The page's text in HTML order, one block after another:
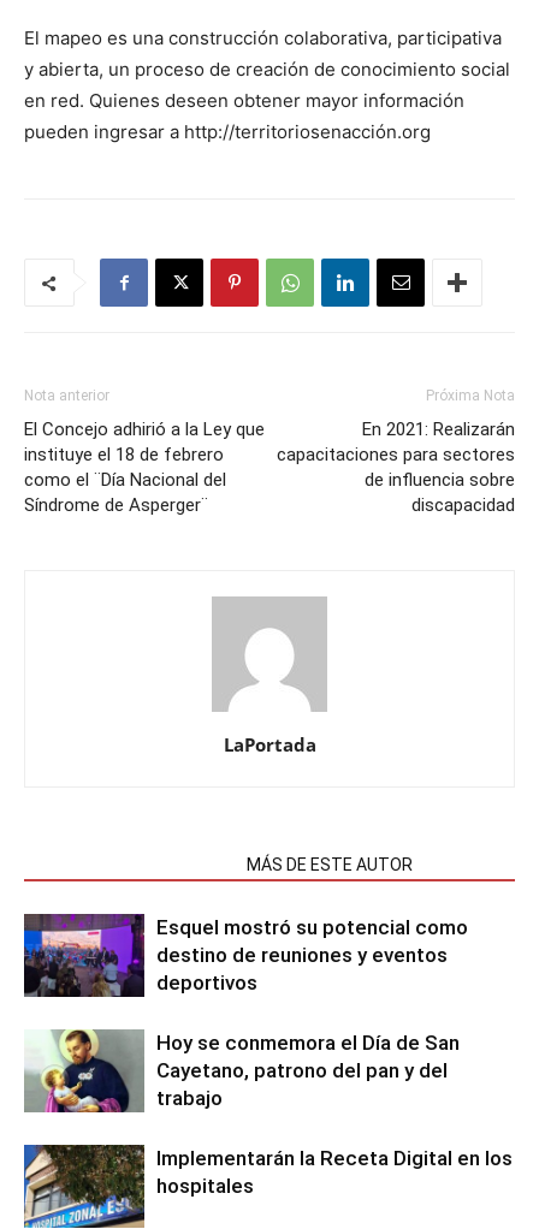
El mapeo es una construcción colaborativa, participativa
y abierta, un proceso de creación de conocimiento social
en red. Quienes deseen obtener mayor información
pueden ingresar a http://territoriosenacción.org
Nota anterior
El Concejo adhirió a la Ley que
instituye el 18 de febrero
como el ¨Día Nacional del
Síndrome de Asperger¨
Próxima Nota
En 2021: Realizarán
capacitaciones para sectores
de influencia sobre
discapacidad
LaPortada
MÁS DE ESTE AUTOR
Esquel mostró su potencial como
destino de reuniones y eventos
deportivos
Hoy se conmemora el Día de San
Cayetano, patrono del pan y del
trabajo
Implementarán la Receta Digital en los
hospitales